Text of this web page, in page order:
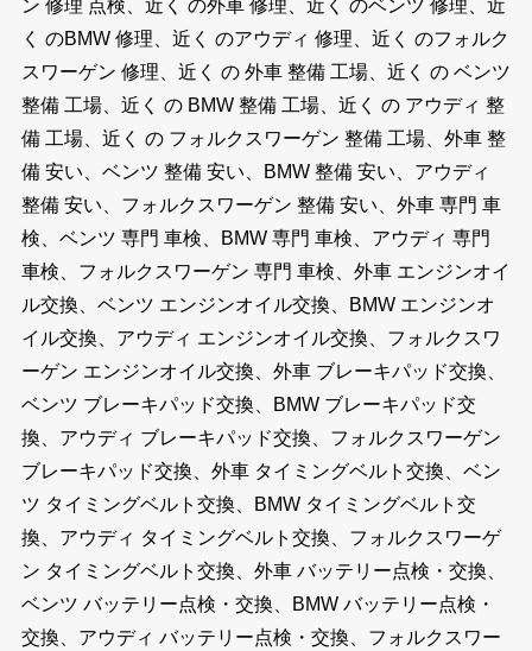
ン 修理 点検、近く の外車 修理、近く のベンツ 修理、近
く のBMW 修理、近く のアウディ 修理、近く のフォルク
スワーゲン 修理、近く の 外車 整備 工場、近く の ベンツ
整備 工場、近く の BMW 整備 工場、近く の アウディ 整
備 工場、近く の フォルクスワーゲン 整備 工場、外車 整
備 安い、ベンツ 整備 安い、BMW 整備 安い、アウディ
整備 安い、フォルクスワーゲン 整備 安い、外車 専門 車
検、ベンツ 専門 車検、BMW 専門 車検、アウディ 専門
車検、フォルクスワーゲン 専門 車検、外車 エンジンオイ
ル交換、ベンツ エンジンオイル交換、BMW エンジンオ
イル交換、アウディ エンジンオイル交換、フォルクスワ
ーゲン エンジンオイル交換、外車 ブレーキパッド交換、
ベンツ ブレーキパッド交換、BMW ブレーキパッド交
換、アウディ ブレーキパッド交換、フォルクスワーゲン
ブレーキパッド交換、外車 タイミングベルト交換、ベン
ツ タイミングベルト交換、BMW タイミングベルト交
換、アウディ タイミングベルト交換、フォルクスワーゲ
ン タイミングベルト交換、外車 バッテリー点検・交換、
ベンツ バッテリー点検・交換、BMW バッテリー点検・
交換、アウディ バッテリー点検・交換、フォルクスワー